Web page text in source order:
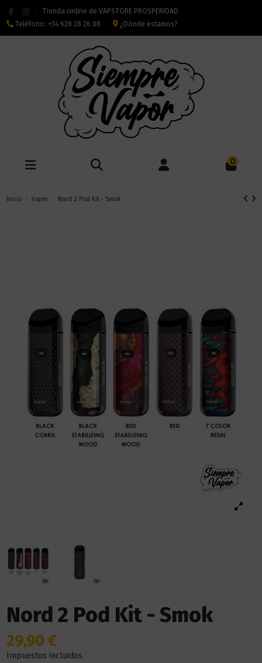
Tienda online de VAPSTORE PROSPERIDAD
Teléfono: +34 628 28 26 08 ¿Dónde estamos?
0
Inicio Vaper Nord 2 Pod Kit - Smok
Nord 2 Pod Kit - Smok
29,90 €
Impuestos incluidos